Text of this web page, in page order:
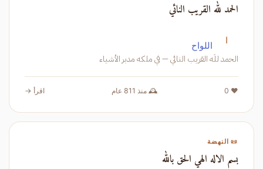
الحمد لله القريب النائي
ا اللواح
الحمد للَه القريب النائي — في ملكه مدبر الأشياء
❤️ 0 🕰️ منذ 811 عام اقرأ →
📜 النهضة
بسم الاله الهي الحق بالله